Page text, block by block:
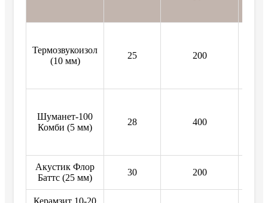
Термозвукоизол
(10 мм)
25 200
Шуманет-100
Комби (5 мм)
28 400
Акустик Флор
Баттс (25 мм)
30 200
Керамзит 10-20